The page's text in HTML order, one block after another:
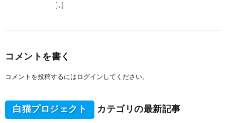
[…]
コメントを書く
コメントを投稿するには ログイン してください。
白猫プロジェクト カテゴリの最新記事